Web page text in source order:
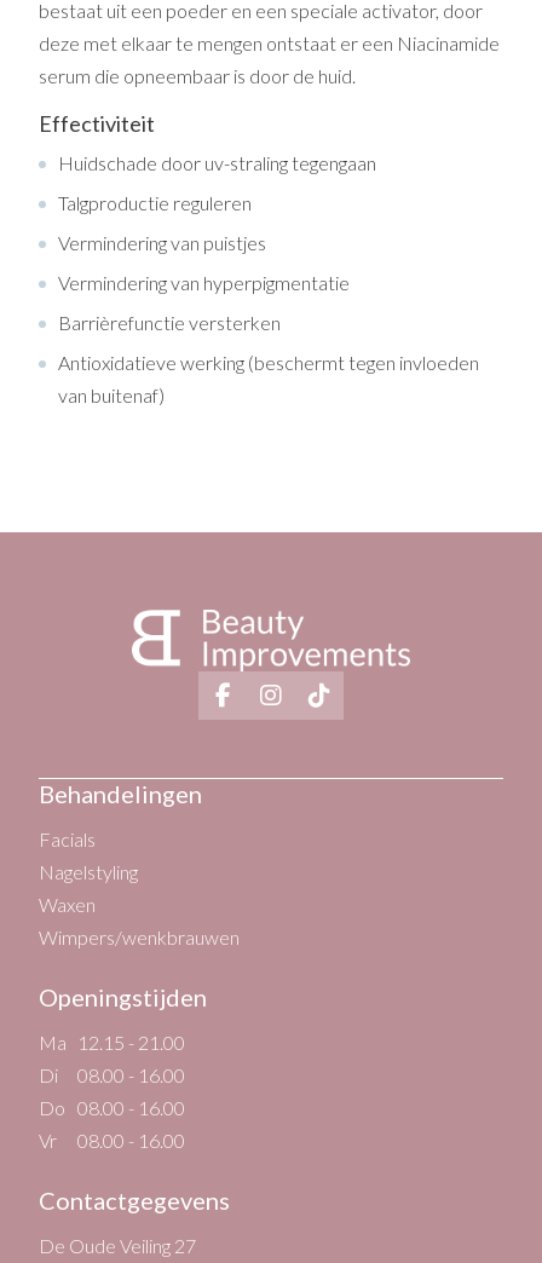
bestaat uit een poeder en een speciale activator, door
deze met elkaar te mengen ontstaat er een Niacinamide
serum die opneembaar is door de huid.
Effectiviteit
Huidschade door uv-straling tegengaan
Talgproductie reguleren
Vermindering van puistjes
Vermindering van hyperpigmentatie
Barrièrefunctie versterken
Antioxidatieve werking (beschermt tegen invloeden
van buitenaf)
Behandelingen
Facials
Nagelstyling
Waxen
Wimpers/wenkbrauwen
Openingstijden
Ma
12.15 - 21.00
Di
08.00 - 16.00
Do 08.00 - 16.00
Vr
08.00 - 16.00
Contactgegevens
De Oude Veiling 27